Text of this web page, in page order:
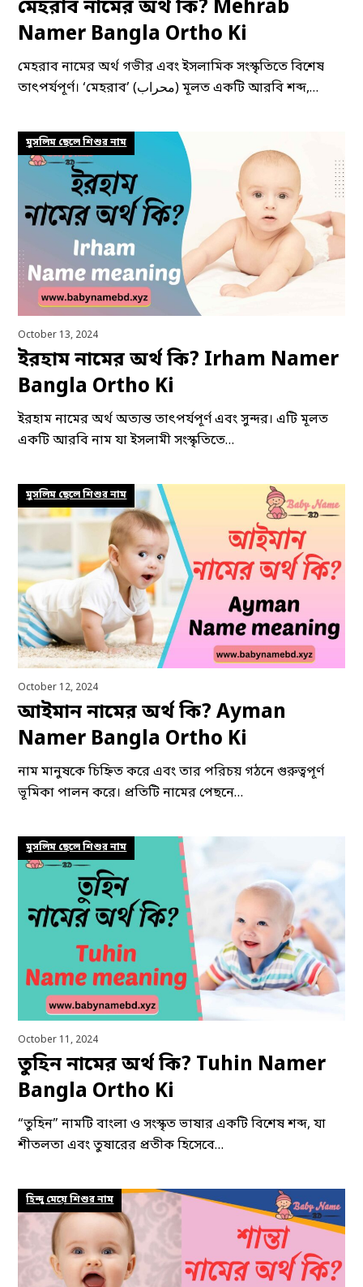
মেহরাব নামের অর্থ কি? Mehrab
Namer Bangla Ortho Ki
মেহরাব নামের অর্থ গভীর এবং ইসলামিক সংস্কৃতিতে বিশেষ
তাৎপর্যপূর্ণ। ‘মেহরাব’ (محراب) মূলত একটি আরবি শব্দ,…
মুসলিম ছেলে শিশুর নাম
October 13, 2024
ইরহাম নামের অর্থ কি? Irham Namer
Bangla Ortho Ki
ইরহাম নামের অর্থ অত্যন্ত তাৎপর্যপূর্ণ এবং সুন্দর। এটি মূলত
একটি আরবি নাম যা ইসলামী সংস্কৃতিতে…
মুসলিম ছেলে শিশুর নাম
October 12, 2024
আইমান নামের অর্থ কি? Ayman
Namer Bangla Ortho Ki
নাম মানুষকে চিহ্নিত করে এবং তার পরিচয় গঠনে গুরুত্বপূর্ণ
ভূমিকা পালন করে। প্রতিটি নামের পেছনে…
মুসলিম ছেলে শিশুর নাম
October 11, 2024
তুহিন নামের অর্থ কি? Tuhin Namer
Bangla Ortho Ki
“তুহিন” নামটি বাংলা ও সংস্কৃত ভাষার একটি বিশেষ শব্দ, যা
শীতলতা এবং তুষারের প্রতীক হিসেবে…
হিন্দু মেয়ে শিশুর নাম